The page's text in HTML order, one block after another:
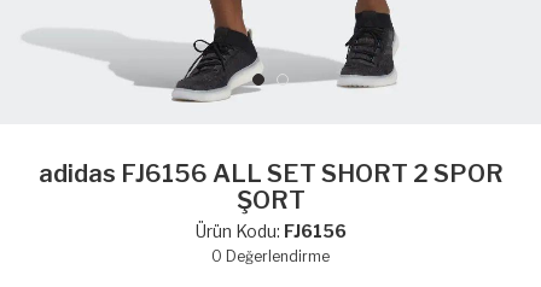
adidas FJ6156 ALL SET SHORT 2 SPOR
ŞORT
Ürün Kodu: FJ6156
0 Değerlendirme